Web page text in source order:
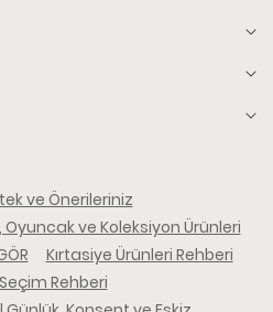
ve Önerileriniz
Oyuncak ve Koleksiyon Ürünleri
Kırtasiye Ürünleri Rehberi
Rehberi